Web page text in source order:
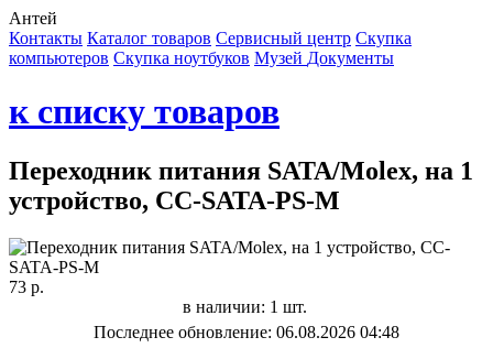
Антей
Контакты Каталог товаров Сервисный центр Cкупка
компьютеров Cкупка ноутбуков Музей Документы
к списку товаров
Переходник питания SATA/Molex, на 1
устройство, CC-SATA-PS-M
73 р.
в наличии: 1 шт.
Последнее обновление: 06.08.2026 04:48